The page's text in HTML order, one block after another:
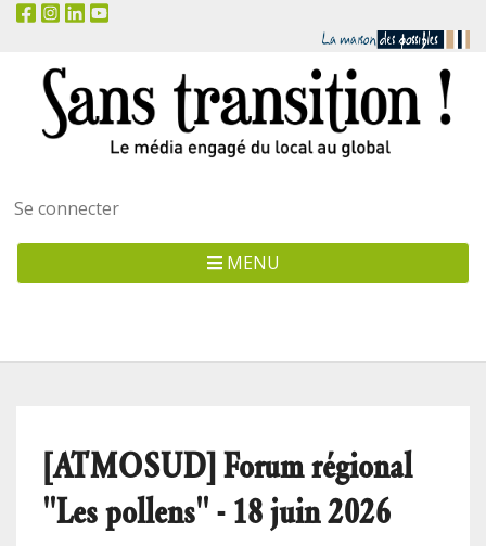
Menu
utilisateur
Se connecter
MENU
[ATMOSUD] Forum régional
"Les pollens" - 18 juin 2026